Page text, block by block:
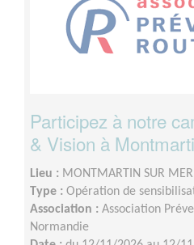
Participez à notre
& Vision à
Lieu : MONTMARTIN SUR
Type : Opération de
Association : Association
Normandie